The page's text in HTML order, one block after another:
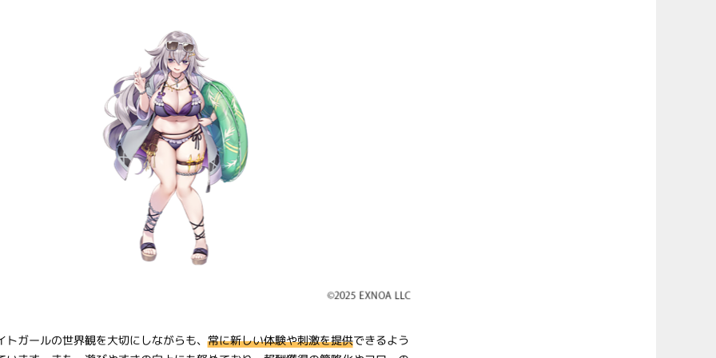
トガールの世界観を大切にしながらも、常に新しい体験や刺激を提供できるよう